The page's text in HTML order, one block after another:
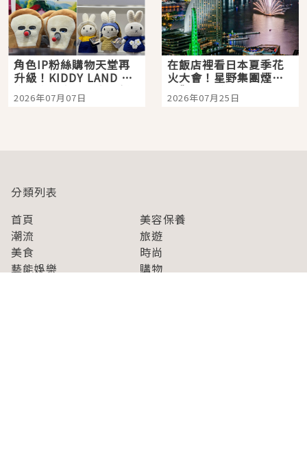
角色IP粉絲購物天堂再
升級！KIDDY LAND 原
宿店吉伊卡哇迎客，新
開幕 OMOKADO 店3分
2026年07月07日
在飯店裡看日本夏季花
火大會！星野集團煙火
景觀飯店6選，讓你不用
人擠人悠閒欣賞
2026年07月25日
分類列表
首頁
美容保養
潮流
旅遊
美食
時尚
藝能娛樂
購物